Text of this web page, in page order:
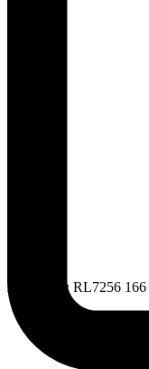
Артикул: RL7256 166